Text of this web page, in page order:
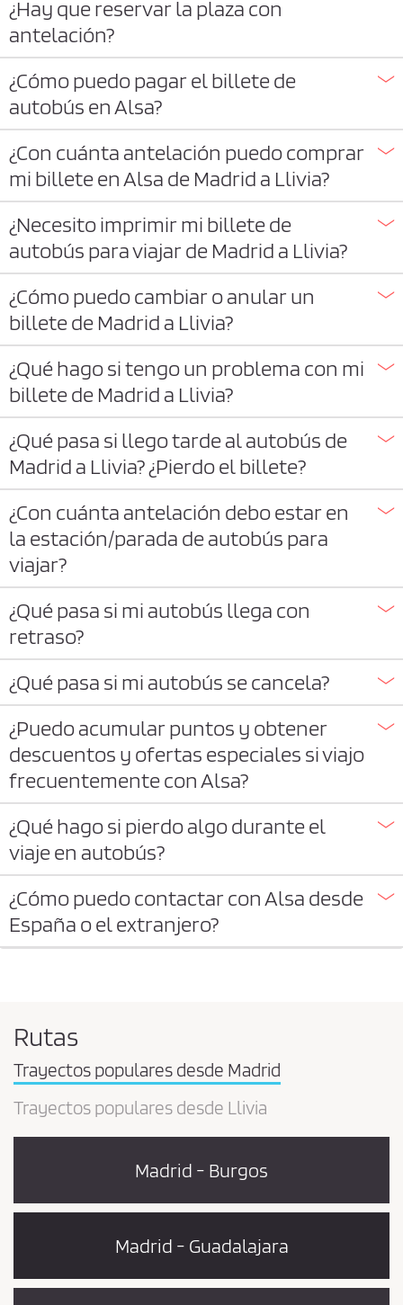
¿Hay que reservar la plaza con
antelación?
¿Cómo puedo pagar el billete de
autobús en Alsa?
¿Con cuánta antelación puedo comprar
mi billete en Alsa de Madrid a Llivia?
¿Necesito imprimir mi billete de
autobús para viajar de Madrid a Llivia?
¿Cómo puedo cambiar o anular un
billete de Madrid a Llivia?
¿Qué hago si tengo un problema con mi
billete de Madrid a Llivia?
¿Qué pasa si llego tarde al autobús de
Madrid a Llivia? ¿Pierdo el billete?
¿Con cuánta antelación debo estar en
la estación/parada de autobús para
viajar?
¿Qué pasa si mi autobús llega con
retraso?
¿Qué pasa si mi autobús se cancela?
¿Puedo acumular puntos y obtener
descuentos y ofertas especiales si viajo
frecuentemente con Alsa?
¿Qué hago si pierdo algo durante el
viaje en autobús?
¿Cómo puedo contactar con Alsa desde
España o el extranjero?
Rutas
Trayectos populares desde Madrid
Trayectos populares desde Llivia
Madrid - Burgos
Madrid - Guadalajara